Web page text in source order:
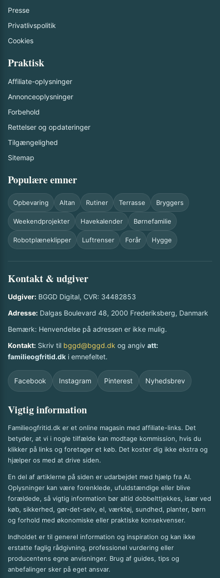
Presse
Privatlivspolitik
Cookies
Praktisk
Affiliate-oplysninger
Annonceoplysninger
Forbehold
Rettelser og opdateringer
Tilgængelighed
Sitemap
Populære emner
Opbevaring Altan Rutiner Terrasse Bryggers
Weekendprojekter Havekalender Børnefamilie
Robotplæneklipper Luftrenser Forår Hygge
Kontakt & udgiver
Udgiver: BGGD Digital, CVR: 34482853
Adresse: Dalgas Boulevard 48, 2000 Frederiksberg, Danmark
Bemærk: Henvendelse på adressen er ikke mulig.
Kontakt: Skriv til bggd@bggd.dk og angiv att:
familieogfritid.dk i emnefeltet.
Facebook Instagram Pinterest Nyhedsbrev
Vigtig information
Familieogfritid.dk er et online magasin med affiliate-links. Det
betyder, at vi i nogle tilfælde kan modtage kommission, hvis du
klikker på links og foretager et køb. Det koster dig ikke ekstra og
hjælper os med at drive siden.
En del af artiklerne på siden er udarbejdet med hjælp fra AI.
Oplysninger kan være forenklede, ufuldstændige eller blive
forældede, så vigtig information bør altid dobbelttjekkes, især ved
køb, sikkerhed, gør-det-selv, el, værktøj, sundhed, planter, børn
og forhold med økonomiske eller praktiske konsekvenser.
Indholdet er til generel information og inspiration og kan ikke
erstatte faglig rådgivning, professionel vurdering eller
producentens egne anvisninger. Brug af guides, tips og
anbefalinger sker på eget ansvar.